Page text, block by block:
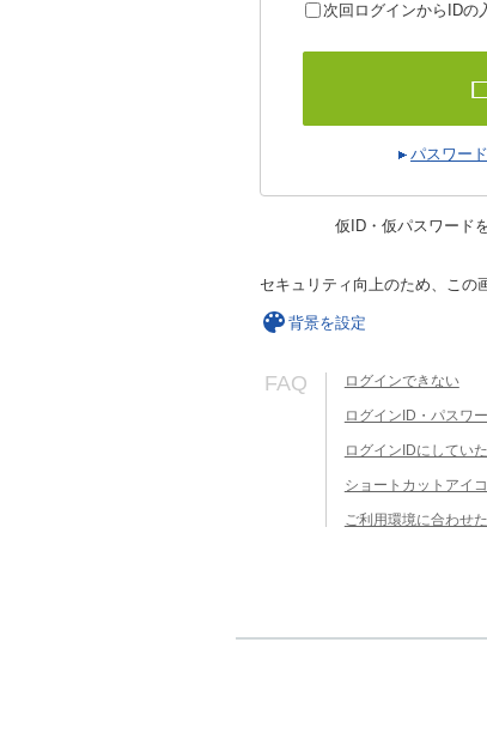
次回ログインからIDの
パスワー
仮ID・仮パスワード
セキュリティ向上のため、この
背景を設定
FAQ ログインできない
ログインID・パスワ
ログインIDにしてい
ショートカットアイ
ご利用環境に合わせ